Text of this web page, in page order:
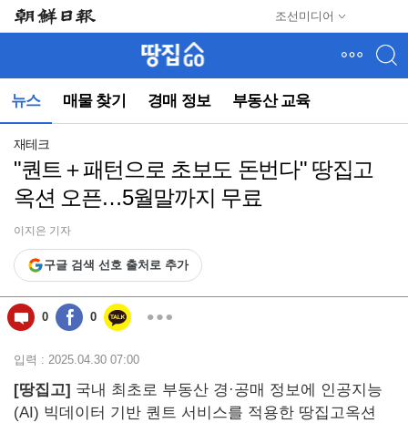
조선미디어
뉴
(컨
동)
뉴스 매물 찾기 경매 정보 부동산 교육
재테크
"퀀트＋패턴으로 초보도 돈번다" 땅집고
옥션 오픈…5월말까지 무료
이지은 기자
구글 검색 선호 출처로 추가
0 0
입력 : 2025.04.30 07:00
[땅집고] 국내 최초로 부동산 경·공매 정보에 인공지능
(AI) 빅데이터 기반 퀀트 서비스를 적용한 땅집고옥션